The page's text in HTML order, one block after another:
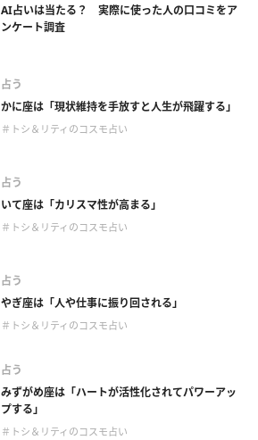
AI占いは当たる？ 実際に使った人の口コミをア
ンケート調査
占う
かに座は「現状維持を手放すと人生が飛躍する」
＃トシ＆リティのコスモ占い
占う
いて座は「カリスマ性が高まる」
＃トシ＆リティのコスモ占い
占う
やぎ座は「人や仕事に振り回される」
＃トシ＆リティのコスモ占い
占う
みずがめ座は「ハートが活性化されてパワーアッ
プする」
＃トシ＆リティのコスモ占い